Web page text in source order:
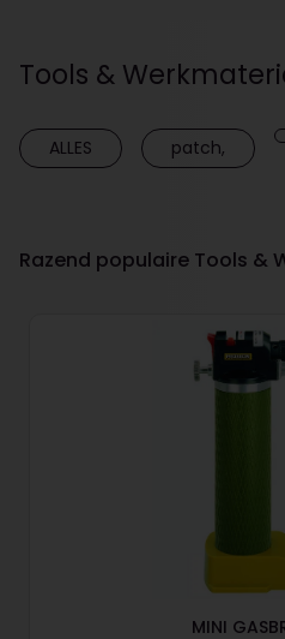
Tools &
ALLES patch,
Razend populaire Tools &
MINI